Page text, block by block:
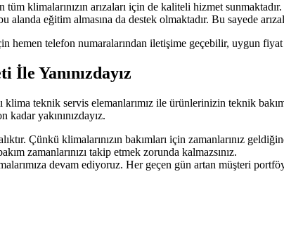
tüm klimalarınızın arızaları için de kaliteli hizmet
eğitim almasına da destek olmaktadır. Bu sayede
hemen telefon numaralarından iletişime geçebilir, uygun
Yanınızdayız
teknik servis elemanlarımız ile ürünlerinizin teknik
yakınınızdayız.
Çünkü klimalarınızın bakımları için zamanlarınız
zamanlarınızı takip etmek zorunda kalmazsınız.
devam ediyoruz. Her geçen gün artan müşteri